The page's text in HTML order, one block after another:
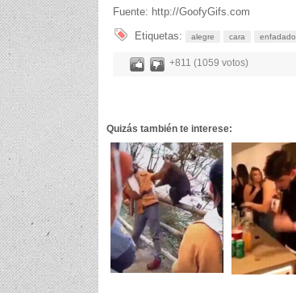
Fuente: http://GoofyGifs.com
Etiquetas:
alegre cara enfadado
+811 (1059 votos)
Quizás también te interese: